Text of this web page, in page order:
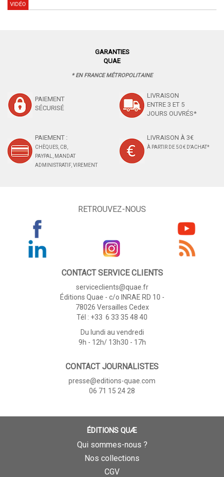
VIDÉO
GARANTIES
QUAE
* EN FRANCE MÉTROPOLITAINE
PAIEMENT
SÉCURISÉ
LIVRAISON
ENTRE 3 ET 5
JOURS OUVRÉS*
PAIEMENT :
CHÈQUES, CB,
PAYPAL, MANDAT
ADMINISTRATIF, VIREMENT
LIVRAISON À 3€
À PARTIR DE 50 € D'ACHAT*
RETROUVEZ-NOUS
CONTACT SERVICE CLIENTS
serviceclients@quae.fr
Éditions Quae - c/o INRAE RD 10 -
78026 Versailles Cedex
Tél : +33 6 33 35 48 40
Du lundi au vendredi
9h - 12h/ 13h30 - 17h
CONTACT JOURNALISTES
presse@editions-quae.com
06 71 15 24 28
ÉDITIONS QUÆ
Qui sommes-nous ?
Nos collections
CGV